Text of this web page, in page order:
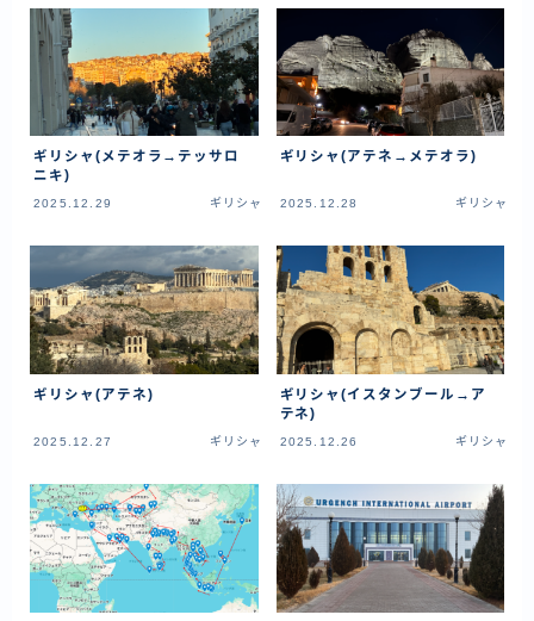
ベトナム
ラオス
バングラディッシュ
ネパール
世界一周旅行前～準備～
FIRE後の日常
ポートフォリオ
資産運用
ギリシャ(メテオラ→テッサロ
ニキ)
2025.12.29 ギリシャ
ギリシャ(アテネ→メテオラ)
2025.12.28 ギリシャ
ギリシャ(アテネ)
2025.12.27 ギリシャ
ギリシャ(イスタンブール→ア
テネ)
2025.12.26 ギリシャ